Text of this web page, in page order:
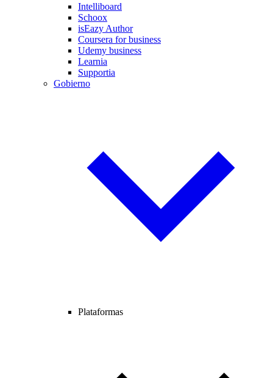
Intelliboard
Schoox
isEazy Author
Coursera for business
Udemy business
Learnia
Supportia
Gobierno
Plataformas